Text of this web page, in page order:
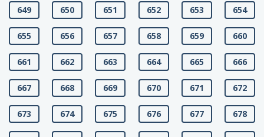
649 650 651 652 653 654
655 656 657 658 659 660
661 662 663 664 665 666
667 668 669 670 671 672
673 674 675 676 677 678